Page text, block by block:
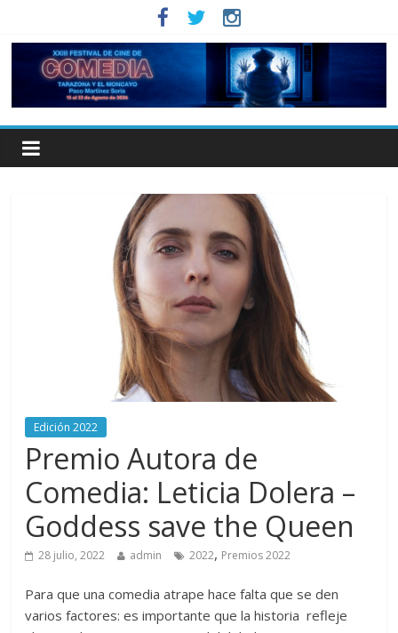
Edición 2022
Premio Autora de
Comedia: Leticia Dolera –
Goddess save the Queen
28 julio, 2022 admin 2022, Premios 2022
Para que una comedia atrape hace falta que se den
varios factores: es importante que la historia refleje